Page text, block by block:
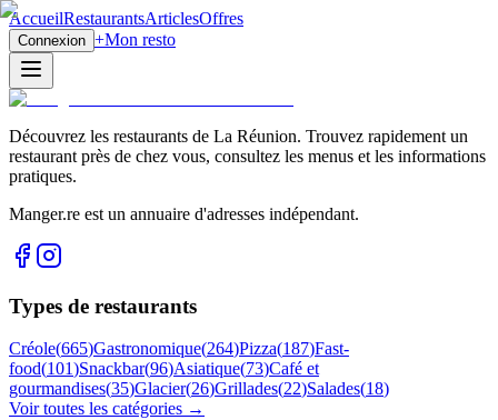
AccueilRestaurantsArticlesOffres
Connexion +Mon resto
Découvrez les restaurants de La Réunion. Trouvez rapidement un
restaurant près de chez vous, consultez les menus et les informations
pratiques.
Manger.re est un annuaire d'adresses indépendant.
Types de restaurants
Créole(665)Gastronomique(264)Pizza(187)Fast-
food(101)Snackbar(96)Asiatique(73)Café et
gourmandises(35)Glacier(26)Grillades(22)Salades(18)
Voir toutes les catégories →